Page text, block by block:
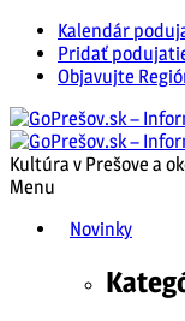
Kalendár
Pridať
Objavujte
Kultúra v Prešove a
Menu
Novinky